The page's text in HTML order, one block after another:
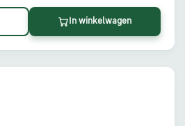
In winkelwagen